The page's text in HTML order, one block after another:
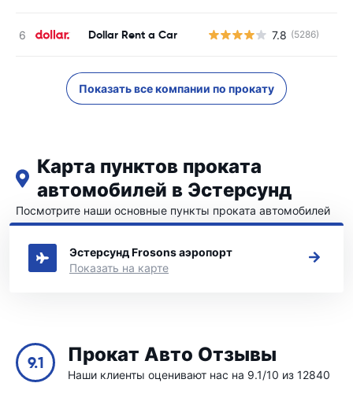
Dollar Rent a Car 7.8 (5286)
Показать все компании по прокату
Карта пунктов проката
автомобилей в Эстерсунд
Посмотрите наши основные пункты проката автомобилей
в Эстерсунд
Эстерсунд Frosons аэропорт
Показать на карте
9.1 Прокат Авто Отзывы
Наши клиенты оценивают нас на 9.1/10 из 12840